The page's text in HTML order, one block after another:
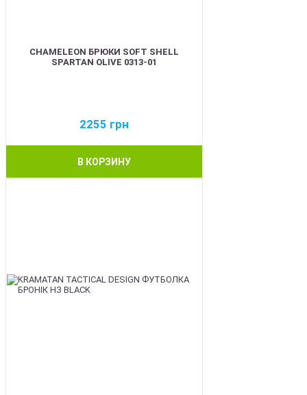
CHAMELEON БРЮКИ SOFT SHELL
SPARTAN OLIVE 0313-01
2255 грн
В КОРЗИНУ